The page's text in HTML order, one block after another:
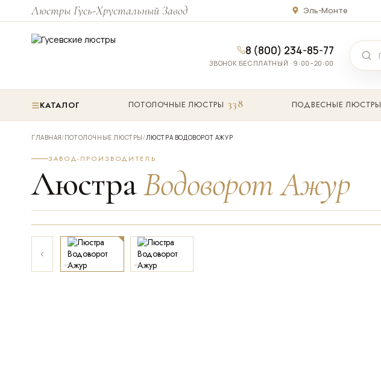
Люстры Гусь-Хрустальный Завод Эль-Монте
8 (800) 234-85-77
ЗВОНОК БЕСПЛАТНЫЙ · 9:00–20:00
КАТАЛОГ ПОТОЛОЧНЫЕ ЛЮСТРЫ 338 ПОДВЕСНЫЕ ЛЮСТРЫ
ГЛАВНАЯ/ ПОТОЛОЧНЫЕ ЛЮСТРЫ/ЛЮСТРА ВОДОВОРОТ АЖУР
ЗАВОД-ПРОИЗВОДИТЕЛЬ
ЛюстраВодоворот Ажур
ПРИБЛИЗИТЬ
01 02